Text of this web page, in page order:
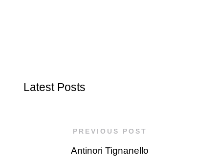
Latest Posts
PREVIOUS POST
Antinori Tignanello